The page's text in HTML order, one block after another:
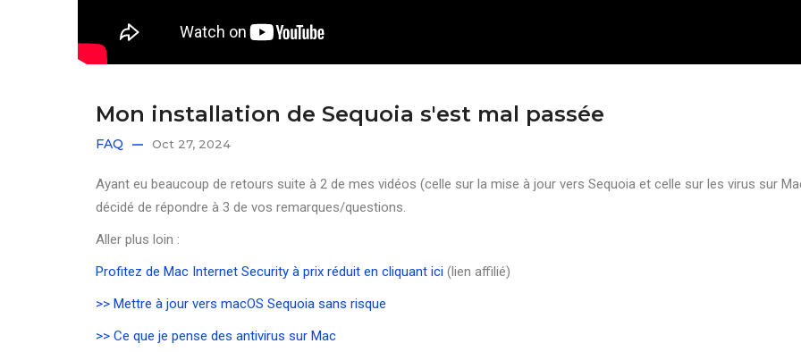
Mon installation de Sequoia s'est mal passée
FAQ Oct 27, 2024
Ayant eu beaucoup de retours suite à 2 de mes vidéos (celle sur la mise à jour vers Sequoia et celle sur les virus sur
décidé de répondre à 3 de vos remarques/questions.
Aller plus loin :
Profitez de Mac Internet Security à prix réduit en cliquant ici (lien affilié)
>> Mettre à jour vers macOS Sequoia sans risque
>> Ce que je pense des antivirus sur Mac